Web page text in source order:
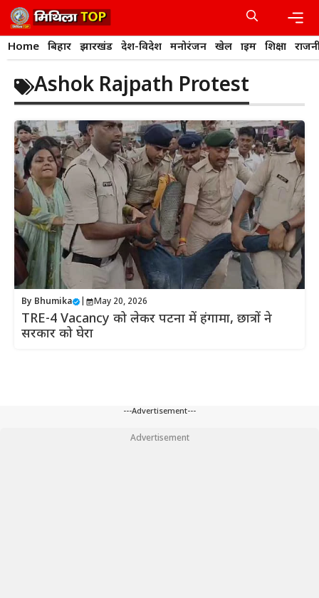
Skip
to
content
Home बिहार झारखंड देश-विदेश मनोरंजन खेल क्राइम शिक्षा
Ashok Rajpath Protest
By Bhumika May 20, 2026
TRE-4 Vacancy को लेकर पटना में हंगामा, छात्रों ने
सरकार को घेरा
---Advertisement---
Advertisement